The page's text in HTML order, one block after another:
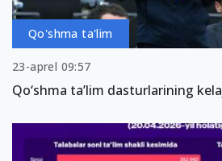
Qo'shma ta'lim
23-aprel 09:57
Qo‘shma ta’lim dasturlarining